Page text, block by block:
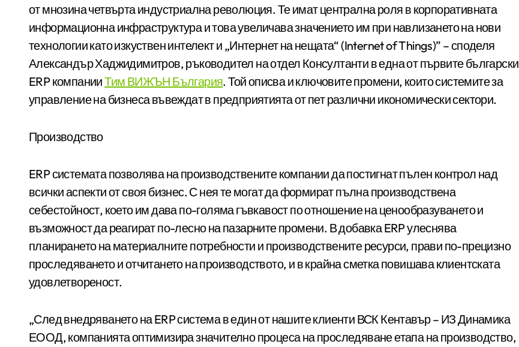
от мнозина четвърта индустриална революция. Те имат централна роля в корпоративната
информационна инфраструктура и това увеличава значението им при навлизането на нови
технологии като изкуствен интелект и „Интернет на нещата“ (Internet of Things)” – споделя
Александър Хаджидимитров, ръководител на отдел Консултанти в една от първите български
ERP компанииТим ВИЖЪН България. Той описва и ключовите промени, които системите за
управление на бизнеса въвеждат в предприятията от пет различни икономически сектори.
Производство
ERP системата позволява на производствените компании да постигнат пълен контрол над
всички аспекти от своя бизнес. С нея те могат да формират пълна производствена
себестойност, което им дава по-голяма гъвкавост по отношение на ценообразуването и
възможност да реагират по-лесно на пазарните промени. В добавка ERP улеснява
планирането на материалните потребности и производствените ресурси, прави по-прецизно
проследяването и отчитането на производството, и в крайна сметка повишава клиентската
удовлетвореност.
„След внедряването на ERP система в един от нашите клиенти ВСК Кентавър – ИЗ Динамика
ЕООД, компанията оптимизира значително процеса на проследяване етапа на производство,